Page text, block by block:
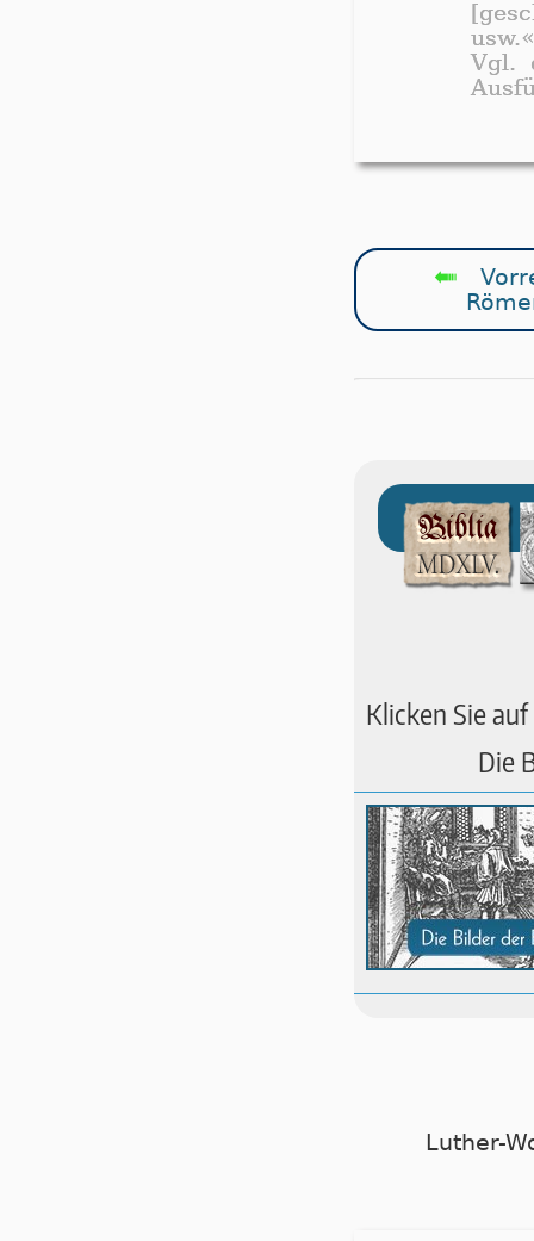
usw.«
Vgl.
↤
Klicken Sie
Die
Luther-